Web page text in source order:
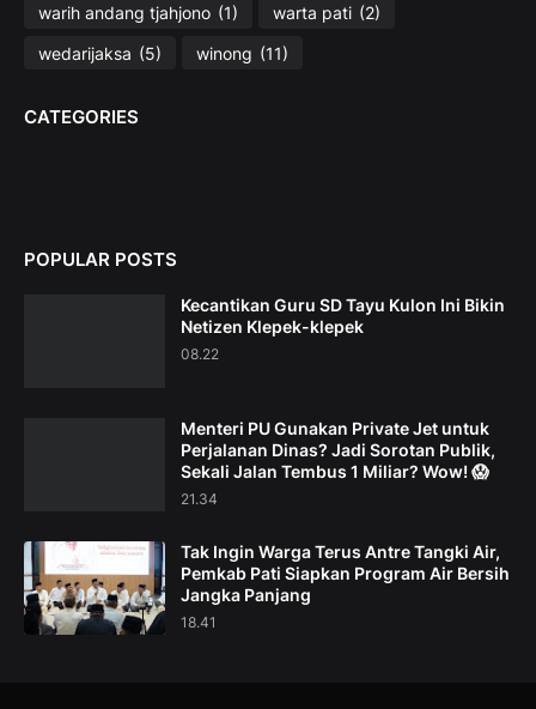
warih andang tjahjono (1) warta pati (2)
wedarijaksa (5) winong (11)
CATEGORIES
POPULAR POSTS
Kecantikan Guru SD Tayu Kulon Ini Bikin
Netizen Klepek-klepek
08.22
Menteri PU Gunakan Private Jet untuk
Perjalanan Dinas? Jadi Sorotan Publik,
Sekali Jalan Tembus 1 Miliar? Wow! 😱
21.34
Tak Ingin Warga Terus Antre Tangki Air,
Pemkab Pati Siapkan Program Air Bersih
Jangka Panjang
18.41